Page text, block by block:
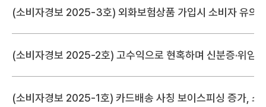
(소비자경보 2025-3호) 외화보험상품 가입시 소비자 유의
(소비자경보 2025-2호) 고수익으로 현혹하며 신분증·위임
(소비자경보 2025-1호) 카드배송 사칭 보이스피싱 증가, 소